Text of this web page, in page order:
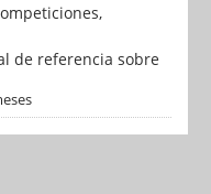
de referencia sobre